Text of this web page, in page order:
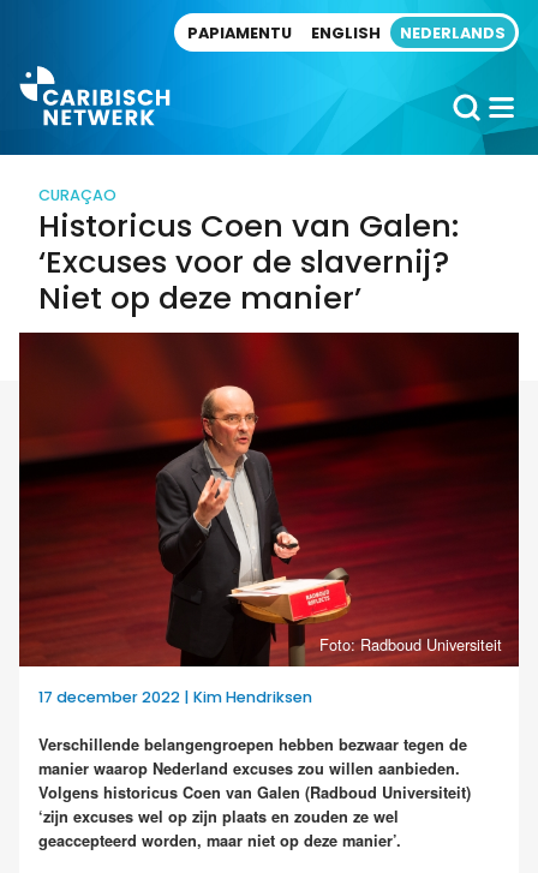
PAPIAMENTU ENGLISH NEDERLANDS
CURAÇAO
Historicus Coen van Galen:
‘Excuses voor de slavernij?
Niet op deze manier’
Foto: Radboud Universiteit
17 december 2022 | Kim Hendriksen
Verschillende belangengroepen hebben bezwaar tegen de
manier waarop Nederland excuses zou willen aanbieden.
Volgens historicus Coen van Galen (Radboud Universiteit)
‘zijn excuses wel op zijn plaats en zouden ze wel
geaccepteerd worden, maar niet op deze manier’.